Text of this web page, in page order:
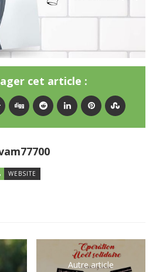
cet article :
WEBSITE
Autre article